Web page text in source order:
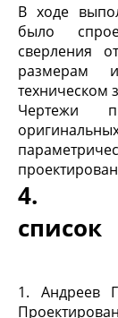
В ходе
было
сверления
размерам
техническом
Чертежи
4.
список
1. Андреев